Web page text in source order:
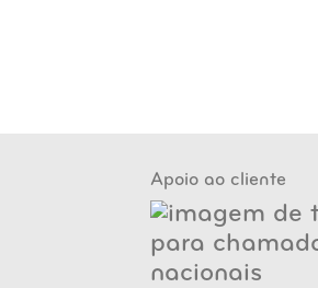
Apoio ao cliente